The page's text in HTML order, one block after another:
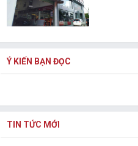
Ý KIẾN BẠN ĐỌC
TIN TỨC MỚI